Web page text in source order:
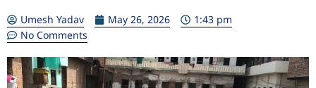
Umesh Yadav May 26, 2026
1:43 pm
No Comments